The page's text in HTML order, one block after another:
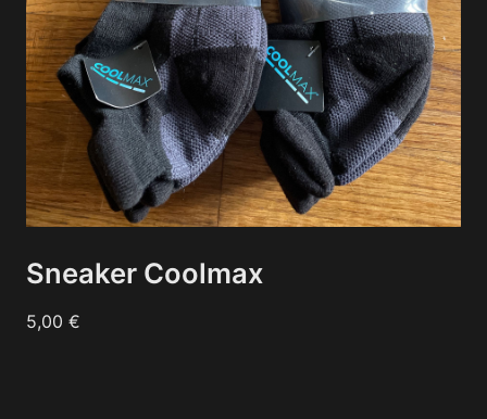
Sneaker Coolmax
5,00 €